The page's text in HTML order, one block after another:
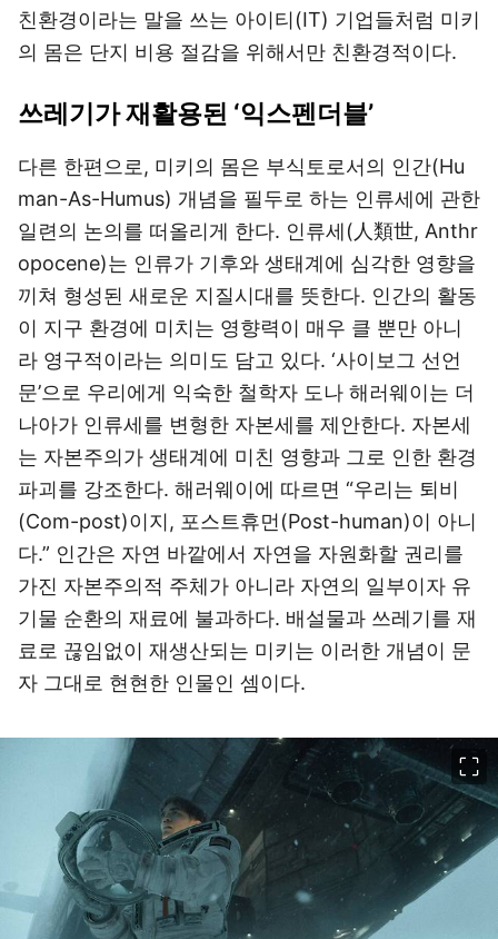
친환경이라는 말을 쓰는 아이티(IT) 기업들처럼 미키
의 몸은 단지 비용 절감을 위해서만 친환경적이다.
쓰레기가 재활용된 ‘익스펜더블’
다른 한편으로, 미키의 몸은 부식토로서의 인간(Hu
man-As-Humus) 개념을 필두로 하는 인류세에 관한
일련의 논의를 떠올리게 한다. 인류세(人類世, Anthr
opocene)는 인류가 기후와 생태계에 심각한 영향을
끼쳐 형성된 새로운 지질시대를 뜻한다. 인간의 활동
이 지구 환경에 미치는 영향력이 매우 클 뿐만 아니
라 영구적이라는 의미도 담고 있다. ‘사이보그 선언
문’으로 우리에게 익숙한 철학자 도나 해러웨이는 더
나아가 인류세를 변형한 자본세를 제안한다. 자본세
는 자본주의가 생태계에 미친 영향과 그로 인한 환경
파괴를 강조한다. 해러웨이에 따르면 “우리는 퇴비
(Com-post)이지, 포스트휴먼(Post-human)이 아니
다.” 인간은 자연 바깥에서 자연을 자원화할 권리를
가진 자본주의적 주체가 아니라 자연의 일부이자 유
기물 순환의 재료에 불과하다. 배설물과 쓰레기를 재
료로 끊임없이 재생산되는 미키는 이러한 개념이 문
자 그대로 현현한 인물인 셈이다.